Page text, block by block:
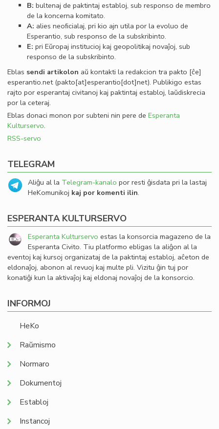
B: bultenaj de paktintaj establoj, sub responso de membro
de la koncerna komitato.
A: alies neoﬁcialaj, pri kio ajn utila por la evoluo de
Esperantio, sub responso de la subskribinto.
E: pri Eŭropaj institucioj kaj geopolitikaj novaĵoj, sub
responso de la subskribinto.
Eblas sendi artikolon aŭ kontakti la redakcion tra pakto [ĉe]
esperantio.net(pakto[at]esperantio[dot]net). Publikigo estas
rajto por esperantaj civitanoj kaj paktintaj establoj, laŭdiskrecia
por la ceteraj.
Eblas donaci monon por subteni nin pere de Esperanta
Kulturservo.
RSS-servo
TELEGRAM
Aliĝu al la Telegram-kanalo por resti ĝisdata pri la lastaj
HeKomunikoj kaj por komenti ilin.
ESPERANTA KULTURSERVO
Esperanta Kulturservo estas la konsorcia magazeno de la
Esperanta Civito. Tiu platformo ebligas la aliĝon al la
eventoj kaj kursoj organizataj de la paktintaj establoj, aĉeton de
eldonaĵoj, abonon al revuoj kaj multe pli. Vizitu ĝin tuj por
konatiĝi kun la aktivaĵoj kaj eldonaj novaĵoj de la konsorcio.
INFORMOJ
HeKo
Raŭmismo
Normaro
Dokumentoj
Establoj
Instancoj